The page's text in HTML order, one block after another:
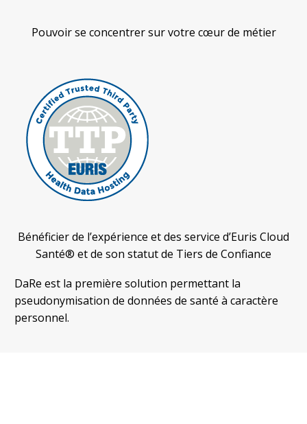
Pouvoir se concentrer sur votre cœur de métier
Bénéficier de l’expérience et des service d’Euris Cloud
Santé® et de son statut de Tiers de Confiance
DaRe est la première solution permettant la
pseudonymisation de données de santé à caractère
personnel.